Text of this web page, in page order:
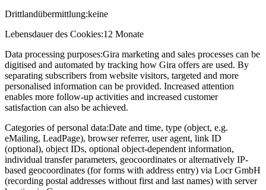
Drittlandübermittlung:keine
Lebensdauer des Cookies:12 Monate
Data processing purposes:Gira marketing and sales processes can be
digitised and automated by tracking how Gira offers are used. By
separating subscribers from website visitors, targeted and more
personalised information can be provided. Increased attention
enables more follow-up activities and increased customer
satisfaction can also be achieved.
Categories of personal data:Date and time, type (object, e.g.
eMailing, LeadPage), browser referrer, user agent, link ID
(optional), object IDs, optional object-dependent information,
individual transfer parameters, geocoordinates or alternatively IP-
based geocoordinates (for forms with address entry) via Locr GmbH
(recording postal addresses without first and last names) with server